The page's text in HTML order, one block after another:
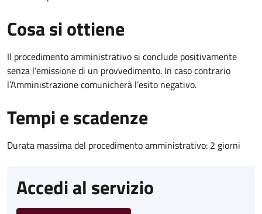
Cosa si ottiene
Il procedimento amministrativo si conclude positivamente
senza l’emissione di un provvedimento. In caso contrario
l’Amministrazione comunicherà l’esito negativo.
Tempi e scadenze
Durata massima del procedimento amministrativo: 2 giorni
Accedi al servizio